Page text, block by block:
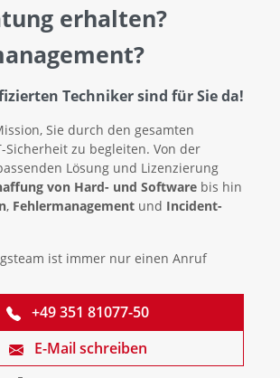
erhalten?
Techniker sind für Sie da!
Sie durch den gesamten
Sicherheit zu begleiten. Von der
Lösung und Lizenzierung
von Hard- und Software bis hin
, Fehlermanagement und Incident-
ist immer nur einen Anruf
+49 351 81077-50
E-Mail schreiben